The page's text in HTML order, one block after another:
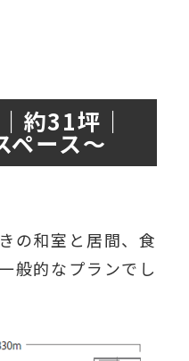
約31坪｜
ペース～
の和室と居間、食
般的なプランでし